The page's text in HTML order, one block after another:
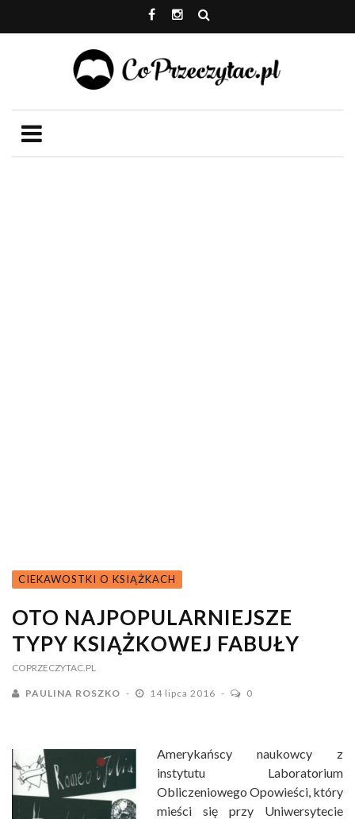
CIEKAWOSTKI O KSIĄŻKACH
OTO NAJPOPULARNIEJSZE
TYPY KSIĄŻKOWEJ FABUŁY
COPRZECZYTAC.PL
PAULINA ROSZKO 14 lipca 2016 0
Amerykańscy naukowcy z
instytutu Laboratorium
Obliczeniowego Opowieści, który
mieści się przy Uniwersytecie